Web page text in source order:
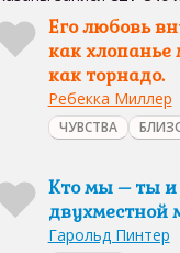
Его любовь
как хлопанье
как торнадо.
Ребекка Миллер
ЧУВСТВА
Кто мы – ты и
Гарольд Пинтер